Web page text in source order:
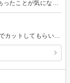
希望どおりの髪型で嬉しいかったです！ また同じ店でカットしてもらいたいです！